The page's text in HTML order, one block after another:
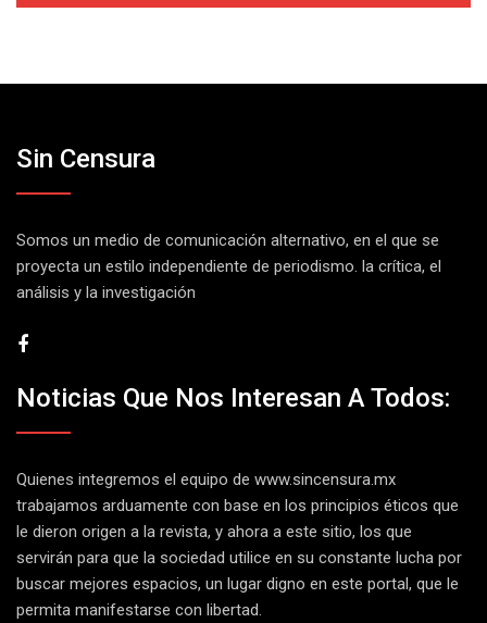
Sin Censura
Somos un medio de comunicación alternativo, en el que se
proyecta un estilo independiente de periodismo. la crítica, el
análisis y la investigación
Noticias Que Nos Interesan A Todos:
Quienes integremos el equipo de www.sincensura.mx
trabajamos arduamente con base en los principios éticos que
le dieron origen a la revista, y ahora a este sitio, los que
servirán para que la sociedad utilice en su constante lucha por
buscar mejores espacios, un lugar digno en este portal, que le
permita manifestarse con libertad.